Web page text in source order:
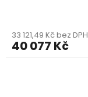
33 121,49 Kč bez DPH
40 077 Kč